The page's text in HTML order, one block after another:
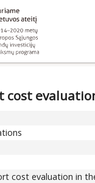
cost evaluation in